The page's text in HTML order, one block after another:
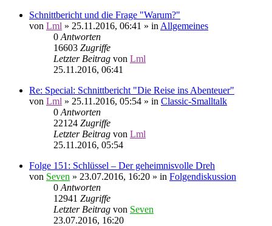
Schnittbericht und die Frage "Warum?"
von Lml » 25.11.2016, 06:41 » in Allgemeines
0 Antworten
16603 Zugriffe
Letzter Beitrag von Lml
25.11.2016, 06:41
Re: Special: Schnittbericht "Die Reise ins Abenteuer"
von Lml » 25.11.2016, 05:54 » in Classic-Smalltalk
0 Antworten
22124 Zugriffe
Letzter Beitrag von Lml
25.11.2016, 05:54
Folge 151: Schlüssel – Der geheimnisvolle Dreh
von Seven » 23.07.2016, 16:20 » in Folgendiskussion
0 Antworten
12941 Zugriffe
Letzter Beitrag von Seven
23.07.2016, 16:20